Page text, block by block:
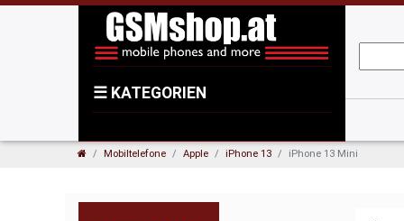
☰ KATEGORIEN
Mobiltelefone Apple iPhone 13 iPhone 13 Mini